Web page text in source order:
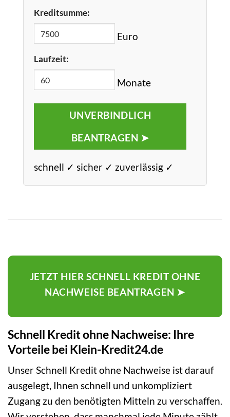
Kreditsumme:
Euro
Laufzeit:
Monate
UNVERBINDLICH
BEANTRAGEN ➤
schnell ✓ sicher ✓ zuverlässig ✓
JETZT HIER SCHNELL KREDIT OHNE
NACHWEISE BEANTRAGEN ➤
Schnell Kredit ohne Nachweise: Ihre
Vorteile bei Klein-Kredit24.de
Unser Schnell Kredit ohne Nachweise ist darauf
ausgelegt, Ihnen schnell und unkompliziert
Zugang zu den benötigten Mitteln zu verschaffen.